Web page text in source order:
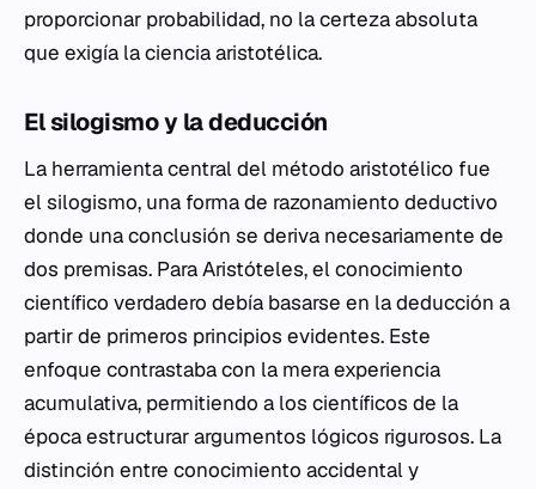
proporcionar probabilidad, no la certeza absoluta
que exigía la ciencia aristotélica.
El silogismo y la deducción
La herramienta central del método aristotélico fue
el silogismo, una forma de razonamiento deductivo
donde una conclusión se deriva necesariamente de
dos premisas. Para Aristóteles, el conocimiento
científico verdadero debía basarse en la deducción a
partir de primeros principios evidentes. Este
enfoque contrastaba con la mera experiencia
acumulativa, permitiendo a los científicos de la
época estructurar argumentos lógicos rigurosos. La
distinción entre conocimiento accidental y